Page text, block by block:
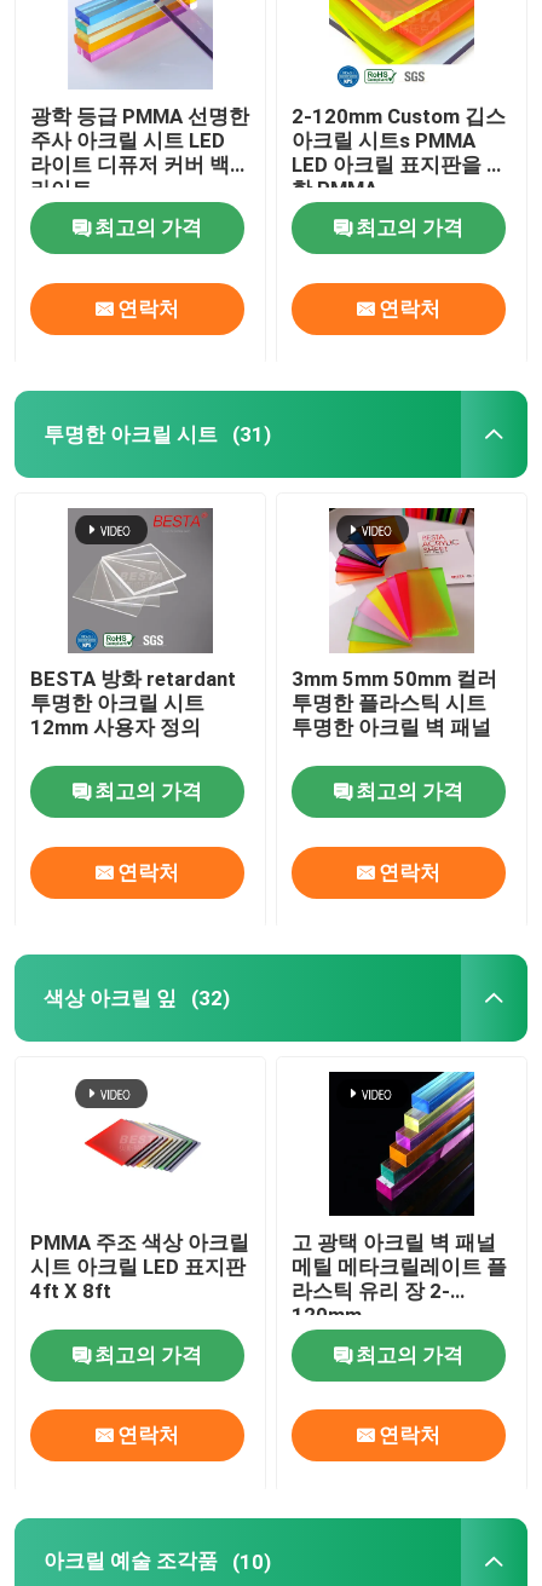
제품
비디오
우리 에 관한 것
품질 관리
저희와 연락
뉴스
인용 을 요청 하십시오
광학 등급 PMMA 선명한
주사 아크릴 시트 LED
라이트 디퓨저 커버 백
라이트
최고의 가격
연락처
2-120mm Custom 깁스
아크릴 시트s PMMA
LED 아크릴 표지판을 위
한 PMMA
최고의 가격
연락처
투명한 아크릴 시트 (31)
BESTA 방화 retardant
투명한 아크릴 시트
12mm 사용자 정의
최고의 가격
연락처
3mm 5mm 50mm 컬러
투명한 플라스틱 시트
투명한 아크릴 벽 패널
최고의 가격
연락처
색상 아크릴 잎 (32)
PMMA 주조 색상 아크릴
시트 아크릴 LED 표지판
4ft X 8ft
최고의 가격
연락처
고 광택 아크릴 벽 패널
메틸 메타크릴레이트 플
라스틱 유리 장 2-
120mm
최고의 가격
연락처
아크릴 예술 조각품 (10)